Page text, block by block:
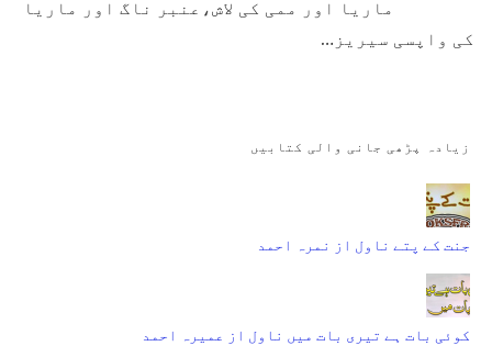
ماریا اور ممی کی لاش،عنبر ناگ اور ماریا
کی واپسی سیریز…
زیادہ پڑھی جانی والی کتابیں
جنت کے پتے ناول از نمرہ احمد
کوئی بات ہے تیری بات میں ناول از عمیرہ احمد